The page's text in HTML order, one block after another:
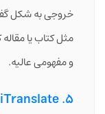
خروجی به شکل
مثل کتاب یا
و مفهومی عالیه.
5. iTranslate (نسخه AI)